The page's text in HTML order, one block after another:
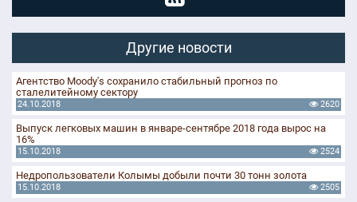
Другие новости
Агентство Moody's сохранило стабильный прогноз по
сталелитейному сектору
24.10.2018 2620
Выпуск легковых машин в январе-сентябре 2018 года вырос на
16%
15.10.2018 2524
Недропользователи Колымы добыли почти 30 тонн золота
15.10.2018 2505